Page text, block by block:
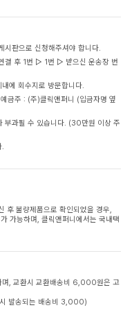
판으로 신청해주셔야 합니다.
결 후 1번 ▷ 1번 ▷ 받으신 운송장 번
에 회수지로 방문합니다.
주 : (주)클릭앤퍼니 (입금자명 옆
부과될 수 있습니다. (30만원 이상 주
후 불량제품으로 확인되었을 경우,
가능하며, 클릭앤퍼니에서는 국내택
며, 교환시 교환배송비 6,000원은 고
발송되는 배송비 3,000)